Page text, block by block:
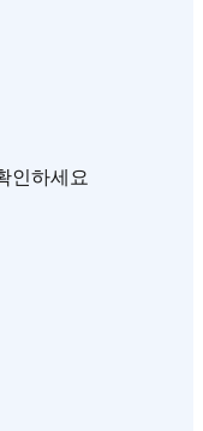
인하세요